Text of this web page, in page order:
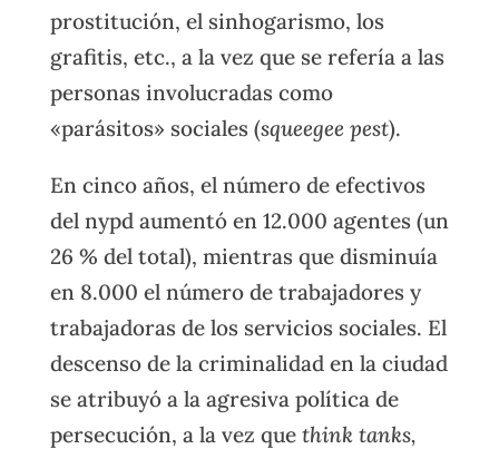
prostitución, el sinhogarismo, los
grafitis, etc., a la vez que se refería a las
personas involucradas como
«parásitos» sociales (squeegee pest).
En cinco años, el número de efectivos
del nypd aumentó en 12.000 agentes (un
26 % del total), mientras que disminuía
en 8.000 el número de trabajadores y
trabajadoras de los servicios sociales. El
descenso de la criminalidad en la ciudad
se atribuyó a la agresiva política de
persecución, a la vez que think tanks,